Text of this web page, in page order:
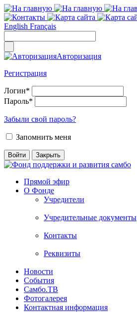
English Français
Авторизация
Регистрация
Логин*
Пароль*
Забыли свой пароль?
Запомнить меня
Прямой эфир
О Фонде
Учредители
Учредительные документы
Контакты
Реквизиты
Новости
События
Самбо.ТВ
Фотогалерея
Контактная информация